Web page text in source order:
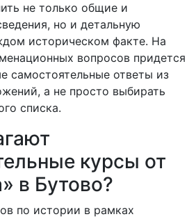
не только общие и
но и детальную
историческом факте. На
вопросов придется
самостоятельные ответы из
а не просто выбирать
списка.
курсы от
в Бутово?
по истории в рамках